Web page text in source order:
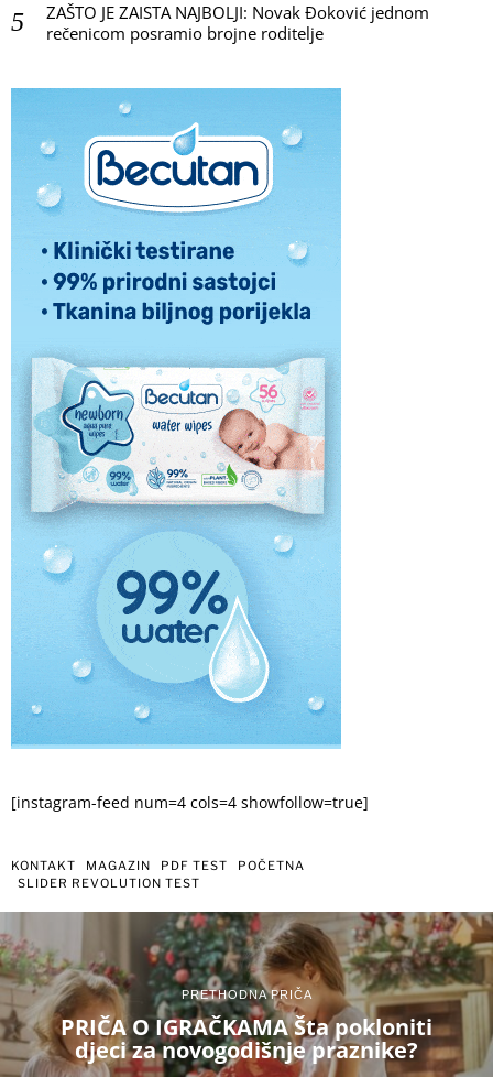
ZAŠTO JE ZAISTA NAJBOLJI: Novak Đoković jednom
rečenicom posramio brojne roditelje
[instagram-feed num=4 cols=4 showfollow=true]
KONTAKT MAGAZIN PDF TEST
POČETNA
SLIDER REVOLUTION TEST
PRETHODNA PRIČA
PRIČA O IGRAČKAMA Šta pokloniti
djeci za novogodišnje praznike?